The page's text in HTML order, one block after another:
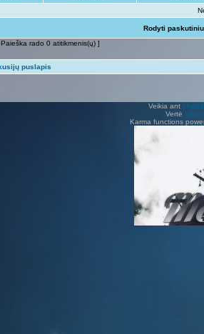
Rodyti
rado 0 atitikmenis(ų) ]
puslapis
Veikia ant
Vertė Vilius
Karma functions